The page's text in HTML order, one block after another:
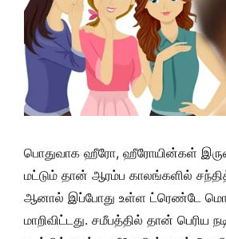
பொதுவாக ஹீரோ, ஹீரோயின்கள்
மட்டும் தான் ஆரம்ப காலங்களில்
ஆனால் இப்போது உள்ள ட்ரெண்டே
மாறிவிட்டது. சமீபத்தில் தான் பெரிய